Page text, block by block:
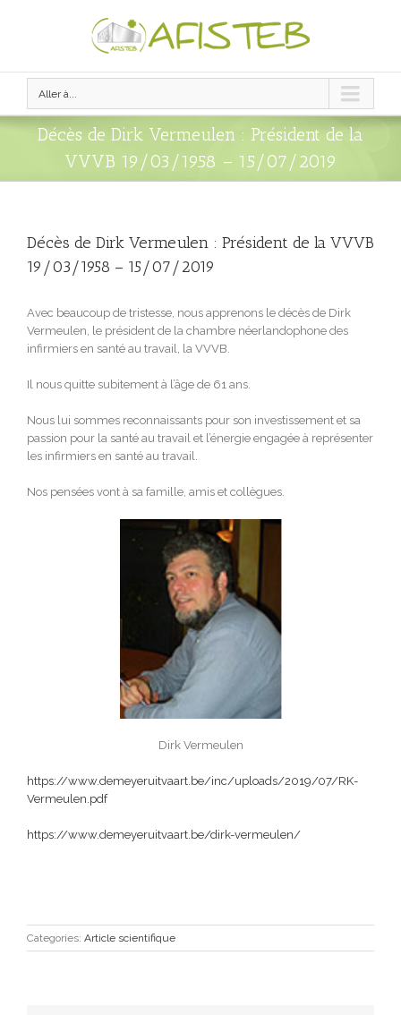
Aller à...
Décès de Dirk Vermeulen : Président de la
VVVB 19/03/1958 – 15/07/2019
Décès de Dirk Vermeulen : Président de la VVVB
19/03/1958 – 15/07/2019
Avec beaucoup de tristesse, nous apprenons le décès de Dirk
Vermeulen, le président de la chambre néerlandophone des
infirmiers en santé au travail, la VVVB.
Il nous quitte subitement à l’âge de 61 ans.
Nous lui sommes reconnaissants pour son investissement et sa
passion pour la santé au travail et l’énergie engagée à représenter
les infirmiers en santé au travail.
Nos pensées vont à sa famille, amis et collègues.
Dirk Vermeulen
https://www.demeyeruitvaart.be/inc/uploads/2019/07/RK-
Vermeulen.pdf
https://www.demeyeruitvaart.be/dirk-vermeulen/
Categories: Article scientifique